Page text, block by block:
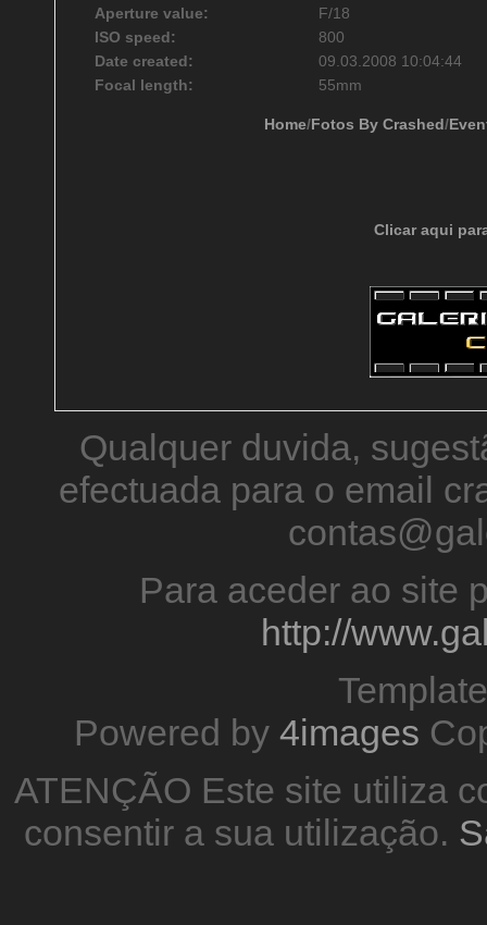
Aperture value:
F/18
ISO speed:
800
Date created:
09.03.2008 10:04:44
Focal length:
55mm
Home/Fotos By Crashed/
Clicar aqui
Qualquer duvida,
efectuada para o email
Para aceder ao site
http://
Powered by 4images
ATENÇÃO Este site utiliza
consentir a sua utilização.